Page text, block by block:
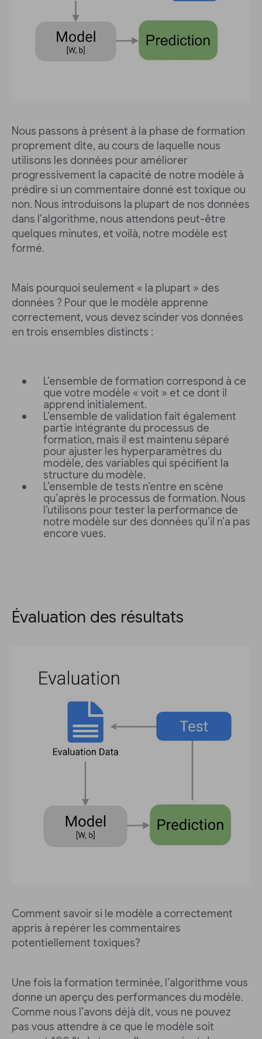
Nous passons à présent à la phase de formation
proprement dite, au cours de laquelle nous
utilisons les données pour améliorer
progressivement la capacité de notre modèle à
prédire si un commentaire donné est toxique ou
non. Nous introduisons la plupart de nos données
dans l’algorithme, nous attendons peut-être
quelques minutes, et voilà, notre modèle est
formé.
Mais pourquoi seulement « la plupart » des
données ? Pour que le modèle apprenne
correctement, vous devez scinder vos données
en trois ensembles distincts :
L’ensemble de formation correspond à ce
que votre modèle « voit » et ce dont il
apprend initialement.
L’ensemble de validation fait également
partie intégrante du processus de
formation, mais il est maintenu séparé
pour ajuster les hyperparamètres du
modèle, des variables qui spécifient la
structure du modèle.
L’ensemble de tests n’entre en scène
qu’après le processus de formation. Nous
l’utilisons pour tester la performance de
notre modèle sur des données qu’il n’a pas
encore vues.
Évaluation des résultats
Comment savoir si le modèle a correctement
appris à repérer les commentaires
potentiellement toxiques?
Une fois la formation terminée, l’algorithme vous
donne un aperçu des performances du modèle.
Comme nous l’avons déjà dit, vous ne pouvez
pas vous attendre à ce que le modèle soit